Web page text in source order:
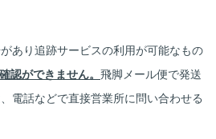
あり追跡サービスの利用が可能なもの
認ができません。 飛脚メール便で発送
電話などで直接営業所に問い合わせる